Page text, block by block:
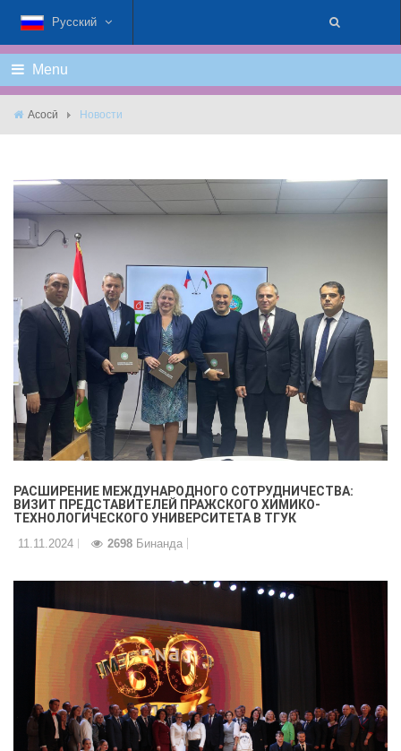
Русский
Menu
Асосӣ Новости
РАСШИРЕНИЕ МЕЖДУНАРОДНОГО СОТРУДНИЧЕСТВА:
ВИЗИТ ПРЕДСТАВИТЕЛЕЙ ПРАЖСКОГО ХИМИКО-
ТЕХНОЛОГИЧЕСКОГО УНИВЕРСИТЕТА В ТГУК
11.11.2024 2698 Бинанда